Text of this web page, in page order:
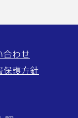
合わせ
保護方針